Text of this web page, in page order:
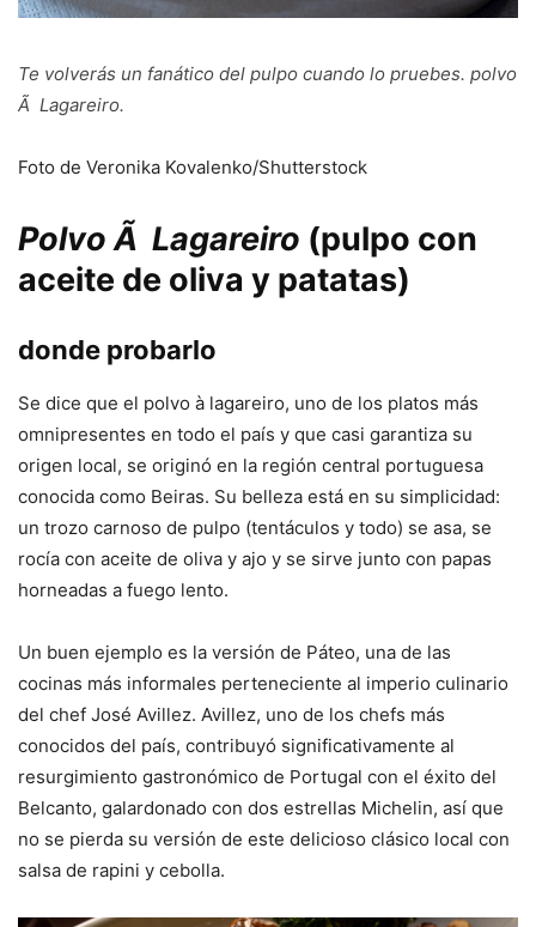
Te volverás un fanático del pulpo cuando lo pruebes. polvo
Ã Lagareiro.
Foto de Veronika Kovalenko/Shutterstock
Polvo Ã Lagareiro (pulpo con
aceite de oliva y patatas)
donde probarlo
Se dice que el polvo à lagareiro, uno de los platos más
omnipresentes en todo el país y que casi garantiza su
origen local, se originó en la región central portuguesa
conocida como Beiras. Su belleza está en su simplicidad:
un trozo carnoso de pulpo (tentáculos y todo) se asa, se
rocía con aceite de oliva y ajo y se sirve junto con papas
horneadas a fuego lento.
Un buen ejemplo es la versión de Páteo, una de las
cocinas más informales perteneciente al imperio culinario
del chef José Avillez. Avillez, uno de los chefs más
conocidos del país, contribuyó significativamente al
resurgimiento gastronómico de Portugal con el éxito del
Belcanto, galardonado con dos estrellas Michelin, así que
no se pierda su versión de este delicioso clásico local con
salsa de rapini y cebolla.